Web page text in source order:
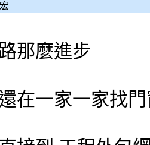
那麼進步
在一家一家找